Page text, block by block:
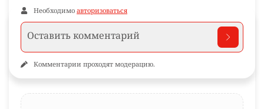
Необходимо авторизоваться
Комментарии проходят модерацию.